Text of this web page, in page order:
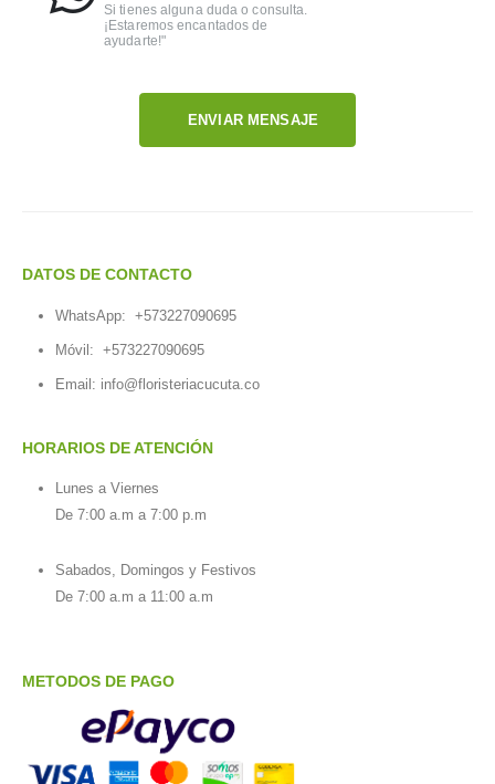
Si tienes alguna duda o consulta.
¡Estaremos encantados de
ayudarte!"
ENVIAR MENSAJE
DATOS DE CONTACTO
WhatsApp: +573227090695
Móvil: +573227090695
Email: info@floristeriacucuta.co
HORARIOS DE ATENCIÓN
Lunes a Viernes
De 7:00 a.m a 7:00 p.m
Sabados, Domingos y Festivos
De 7:00 a.m a 11:00 a.m
METODOS DE PAGO